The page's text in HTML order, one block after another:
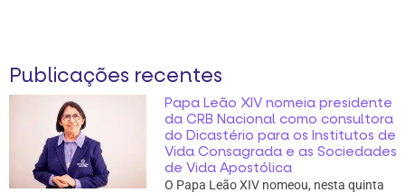
Publicações recentes
Papa Leão XIV nomeia presidente
da CRB Nacional como consultora
do Dicastério para os Institutos de
Vida Consagrada e as Sociedades
de Vida Apostólica
O Papa Leão XIV nomeou, nesta quinta